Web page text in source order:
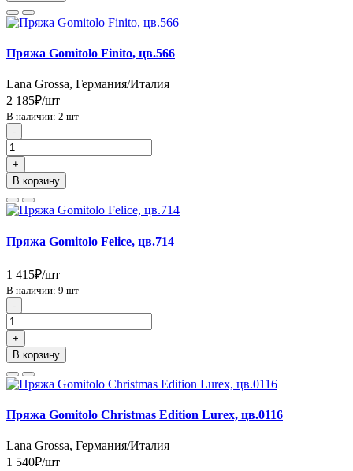
Пряжа Gomitolo Finito, цв.566
Lana Grossa, Германия/Италия
2 185₽/шт
В наличии: 2 шт
-
+
В корзину
Пряжа Gomitolo Felice, цв.714
1 415₽/шт
В наличии: 9 шт
-
+
В корзину
Пряжа Gomitolo Christmas Edition Lurex, цв.0116
Lana Grossa, Германия/Италия
1 540₽/шт